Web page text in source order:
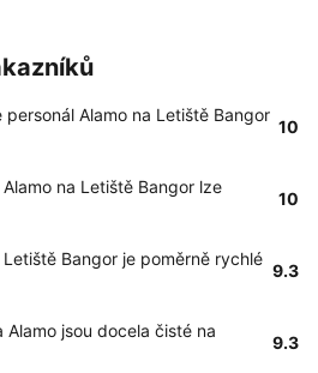
Alamo na Letiště Bangor
10
na Letiště Bangor lze
10
Bangor je poměrně rychlé
9.3
jsou docela čisté na
9.3